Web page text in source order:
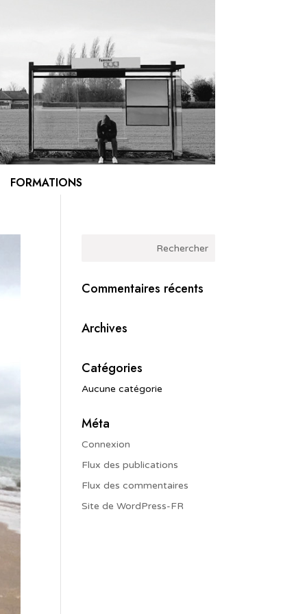
FORMATIONS
Commentaires récents
Archives
Catégories
Aucune catégorie
Méta
Connexion
Flux des publications
Flux des commentaires
Site de WordPress-FR